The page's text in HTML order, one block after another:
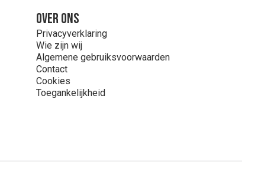
Over ons
Privacyverklaring
Wie zijn wij
Algemene gebruiksvoorwaarden
Contact
Cookies
Toegankelijkheid